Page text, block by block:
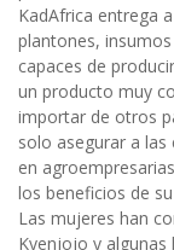
KadAfrica entrega
plantones,
capaces de
un producto muy
importar de otros
solo asegurar a
en
los beneficios de
Las mujeres han
Kyenjojo y algunas